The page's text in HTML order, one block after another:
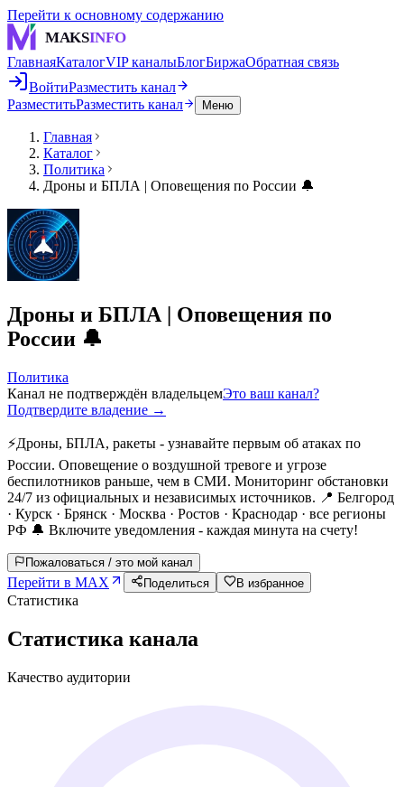
Перейти к основному содержанию
MAKSINFO
ГлавнаяКаталогVIP каналыБлогБиржаОбратная связь
ВойтиРазместить канал
РазместитьРазместить канал Меню
Главная
Каталог
Политика
Дроны и БПЛА | Оповещения по России 🔔
Дроны и БПЛА | Оповещения по
России 🔔
Политика
Канал не подтверждён владельцемЭто ваш канал?
Подтвердите владение →
⚡Дроны, БПЛА, ракеты - узнавайте первым об атаках по
России. Оповещение о воздушной тревоге и угрозе
беспилотников раньше, чем в СМИ. Мониторинг обстановки
24/7 из официальных и независимых источников. 📍 Белгород
· Курск · Брянск · Москва · Ростов · Краснодар · все регионы
РФ 🔔 Включите уведомления - каждая минута на счету!
Пожаловаться / это мой канал
Перейти в MAX Поделиться В избранное
Статистика
Статистика канала
Качество аудитории